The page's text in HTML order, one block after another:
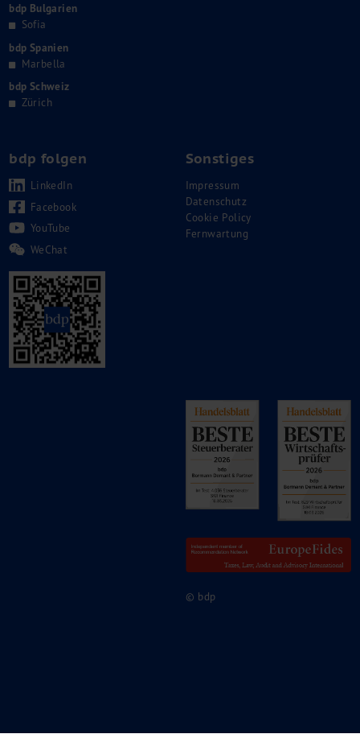
bdp Bulgarien
Sofia
bdp Spanien
Marbella
bdp Schweiz
Zürich
bdp folgen
LinkedIn
Facebook
YouTube
WeChat
Sonstiges
Impressum
Datenschutz
Cookie Policy
Fernwartung
© bdp